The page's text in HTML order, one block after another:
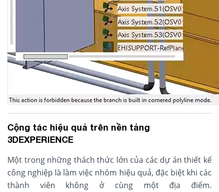
Cộng tác hiệu quả trên nền tảng
3DEXPERIENCE
Một trong những thách thức lớn của các dự án thiết kế
công nghiệp là làm việc nhóm hiệu quả, đặc biệt khi các
thành viên không ở cùng một địa điểm.